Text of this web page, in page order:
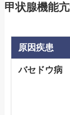
甲状腺機能
原因疾患
バセドウ病